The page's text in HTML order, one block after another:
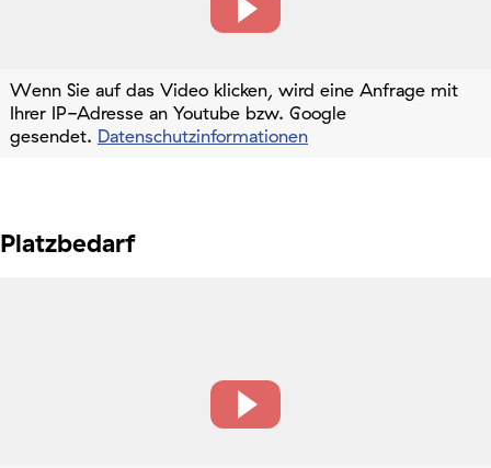
Wenn Sie auf das Video klicken, wird eine Anfrage mit
Ihrer IP-Adresse an Youtube bzw. Google
gesendet. Datenschutzinformationen
Platzbedarf